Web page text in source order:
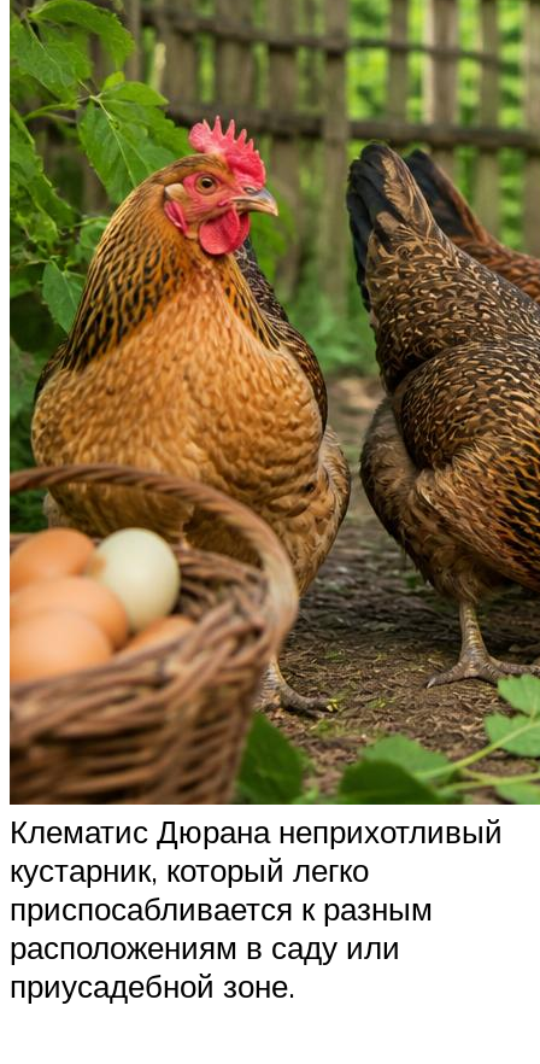
Клематис Дюрана неприхотливый
кустарник, который легко
приспосабливается к разным
расположениям в саду или
приусадебной зоне.